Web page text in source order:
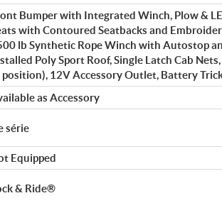
Bumper with Integrated Winch, Plow &
with Contoured Seatbacks and
lb Synthetic Rope Winch with Autostop
Poly Sport Roof, Single Latch Cab
position), 12V Accessory Outlet, Battery
as Accessory
série
Equipped
& Ride®